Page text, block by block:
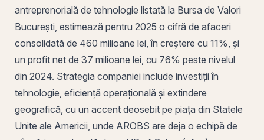
antreprenorială de tehnologie listată la Bursa de Valori
București, estimează pentru 2025 o cifră de afaceri
consolidată de 460 milioane lei, în creștere cu 11%, și
un profit net de 37 milioane lei, cu 76% peste nivelul
din 2024. Strategia companiei include investiții în
tehnologie, eficiență operațională și extindere
geografică, cu un accent deosebit pe piața din Statele
Unite ale Americii, unde AROBS are deja o echipă de